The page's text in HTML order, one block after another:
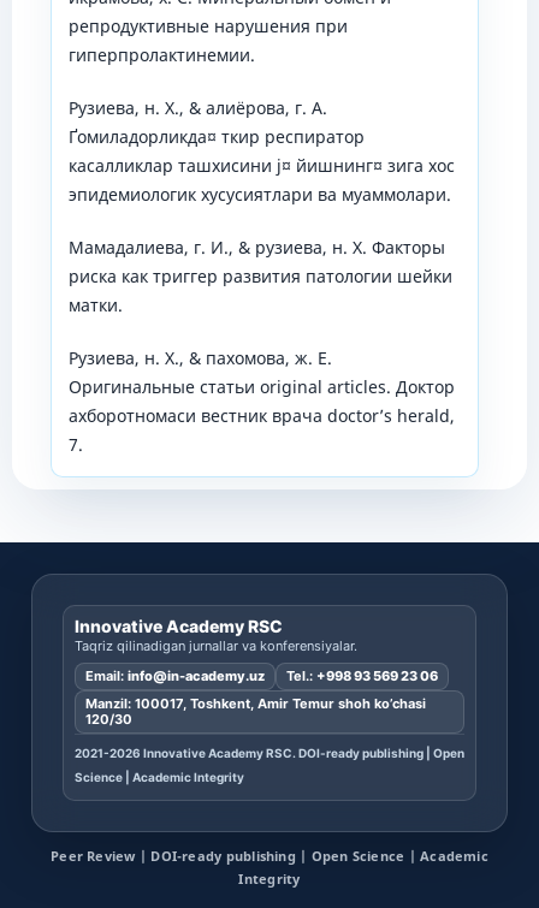
репродуктивные нарушения при
гиперпролактинемии.
Рузиева, н. Х., & алиёрова, г. А.
Ґомиладорликда¤ ткир респиратор
касалликлар ташхисини ј¤ йишнинг¤ зига хос
эпидемиологик хусусиятлари ва муаммолари.
Мамадалиева, г. И., & рузиева, н. Х. Факторы
риска как триггер развития патологии шейки
матки.
Рузиева, н. Х., & пахомова, ж. Е.
Оригинальные статьи original articles. Доктор
ахборотномаси вестник врача doctor’s herald,
7.
Innovative Academy RSC
Taqriz qilinadigan jurnallar va konferensiyalar.
Email: info@in-academy.uz Tel.: +998 93 569 23 06
Manzil: 100017, Toshkent, Amir Temur shoh ko’chasi
120/30
2021-2026 Innovative Academy RSC. DOI-ready publishing | Open
Science | Academic Integrity